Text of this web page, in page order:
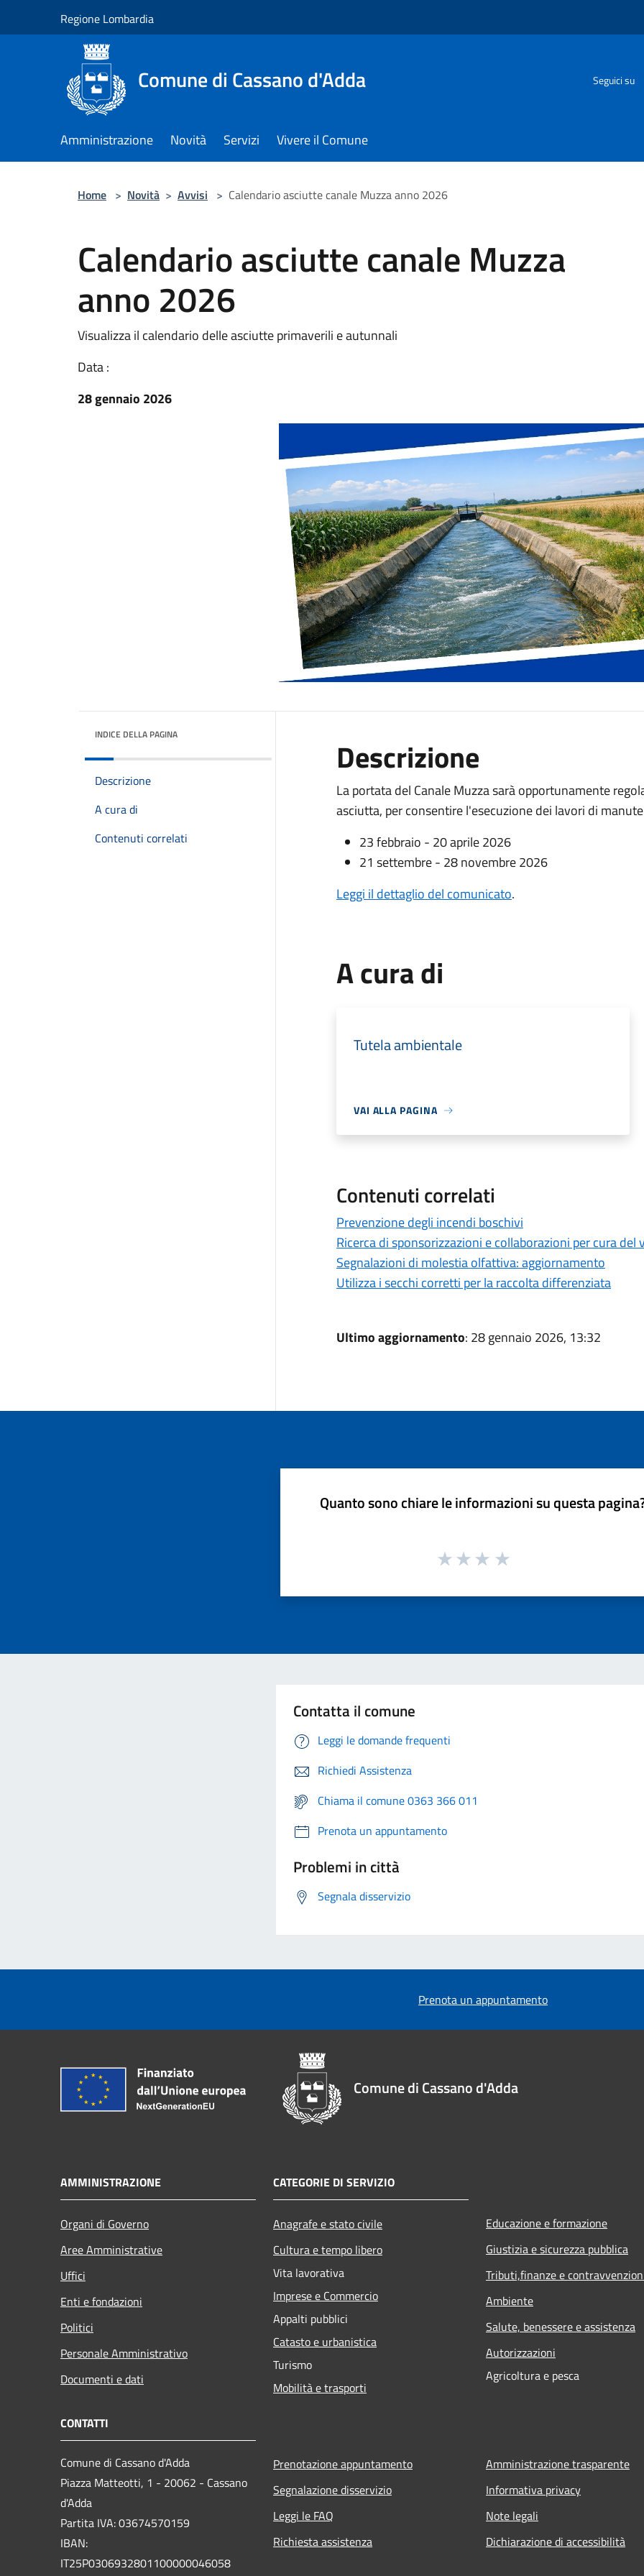
Regione Lombardia
Comune di Cassano d'Adda Seguici su
Amministrazione Novità Servizi Vivere il Comune
Home > Novità > Avvisi > Calendario asciutte canale Muzza anno 2026
Calendario asciutte canale Muzza
anno 2026
Visualizza il calendario delle asciutte primaverili e autunnali
Data :
28 gennaio 2026
INDICE DELLA PAGINA
Descrizione
A cura di
Contenuti correlati
Descrizione
La portata del Canale Muzza sarà opportunamente
asciutta, per consentire l'esecuzione dei lavori di
23 febbraio - 20 aprile 2026
21 settembre - 28 novembre 2026
Leggi il dettaglio del comunicato.
A cura di
Tutela ambientale
VAI ALLA PAGINA
Contenuti correlati
Prevenzione degli incendi boschivi
Ricerca di sponsorizzazioni e collaborazioni per cura del
Segnalazioni di molestia olfattiva: aggiornamento
Utilizza i secchi corretti per la raccolta differenziata
Ultimo aggiornamento: 28 gennaio 2026, 13:32
Quanto sono chiare le informazioni su questa
Contatta il comune
Leggi le domande frequenti
Richiedi Assistenza
Chiama il comune 0363 366 011
Prenota un appuntamento
Problemi in città
Segnala disservizio
Prenota un appuntamento
Comune di Cassano d'Adda
AMMINISTRAZIONE
Organi di Governo
Aree Amministrative
Uffici
Enti e fondazioni
Politici
Personale Amministrativo
Documenti e dati
CATEGORIE DI SERVIZIO
Anagrafe e stato civile
Cultura e tempo libero
Vita lavorativa
Imprese e Commercio
Appalti pubblici
Catasto e urbanistica
Turismo
Mobilità e trasporti
Educazione e formazione
Giustizia e sicurezza pubblica
Tributi,finanze e
Ambiente
Salute, benessere e assistenza
Autorizzazioni
Agricoltura e pesca
CONTATTI
Comune di Cassano d'Adda
Piazza Matteotti, 1 - 20062 - Cassano
d'Adda
Partita IVA: 03674570159
IBAN:
IT25P0306932801100000046058
Prenotazione appuntamento
Segnalazione disservizio
Leggi le FAQ
Richiesta assistenza
Amministrazione trasparente
Informativa privacy
Note legali
Dichiarazione di accessibilità